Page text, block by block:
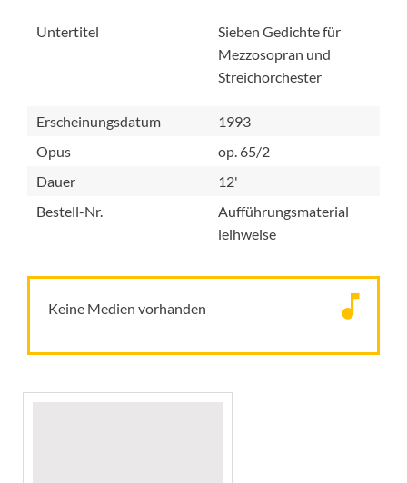
Untertitel
Sieben Gedichte für
Mezzosopran und
Streichorchester
Erscheinungsdatum
1993
Opus
op. 65/2
Dauer
12'
Bestell-Nr.
Aufführungsmaterial
leihweise
Keine Medien vorhanden